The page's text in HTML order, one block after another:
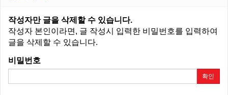
작성자만 글을 삭제할 수 있습니다.
작성자 본인이라면, 글 작성시 입력한 비밀번호를 입력하여
글을 삭제할 수 있습니다.
비밀번호
확인